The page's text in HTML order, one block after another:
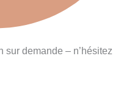
demande – n’hésitez